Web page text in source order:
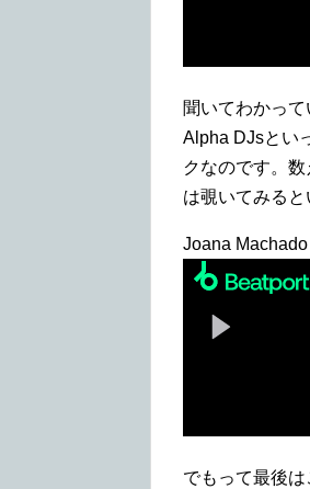
聞いてわかっ
Alpha DJsとい
クなのです。
は覗いてみると
Joana
でもって最後